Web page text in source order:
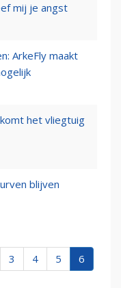
mij je angst
ArkeFly maakt
het vliegtuig
blijven
3 4 5 6